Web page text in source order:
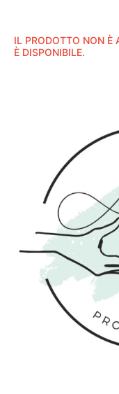
IL PRODOTTO NON È
È DISPONIBILE.